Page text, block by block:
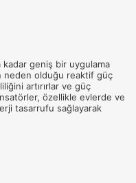
kadar geniş bir uygulama
neden olduğu reaktif güç
artırırlar ve güç
özellikle evlerde ve
tasarrufu sağlayarak